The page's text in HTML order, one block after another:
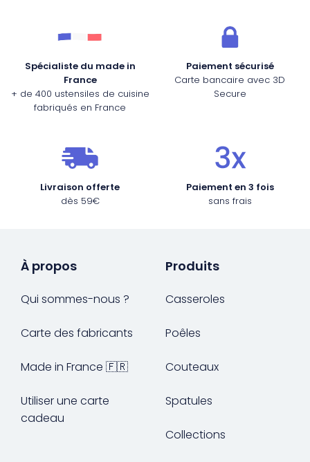
Spécialiste du made in
France
+ de 400 ustensiles de cuisine
fabriqués en France
Paiement sécurisé
Carte bancaire avec 3D
Secure
Livraison offerte
dès 59€
Paiement en 3 fois
sans frais
À propos
Qui sommes-nous ?
Carte des fabricants
Made in France 🇫🇷
Utiliser une carte
cadeau
Produits
Casseroles
Poêles
Couteaux
Spatules
Collections